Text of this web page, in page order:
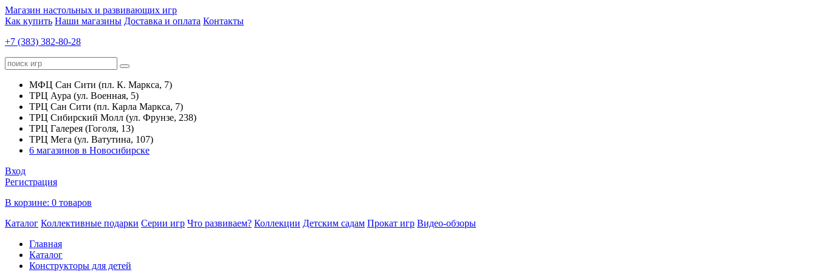
Магазин настольных и развивающих игр
Как купить Наши магазины Доставка и оплата Контакты
+7 (383) 382-80-28
МФЦ Сан Сити (пл. К. Маркса, 7)
ТРЦ Аура (ул. Военная, 5)
ТРЦ Сан Сити (пл. Карла Маркса, 7)
ТРЦ Сибирский Молл (ул. Фрунзе, 238)
ТРЦ Галерея (Гоголя, 13)
ТРЦ Мега (ул. Ватутина, 107)
6 магазинов в Новосибирске
Вход
Регистрация
В корзине: 0 товаров
Каталог Коллективные подарки Серии игр Что развиваем? Коллекции Детским садам Прокат игр Видео-обзоры
Главная
Каталог
Конструкторы для детей